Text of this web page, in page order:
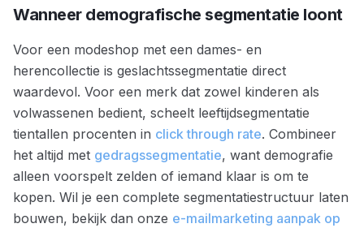
Wanneer demografische segmentatie loont
Voor een modeshop met een dames- en
herencollectie is geslachtssegmentatie direct
waardevol. Voor een merk dat zowel kinderen als
volwassenen bedient, scheelt leeftijdsegmentatie
tientallen procenten in click through rate. Combineer
het altijd met gedragssegmentatie, want demografie
alleen voorspelt zelden of iemand klaar is om te
kopen. Wil je een complete segmentatiestructuur laten
bouwen, bekijk dan onze e-mailmarketing aanpak op